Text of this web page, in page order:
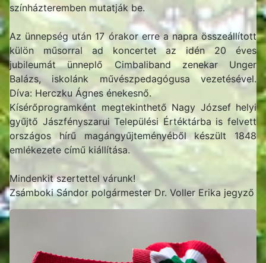
színházteremben mutatják be.
Az ünnepség után 17 órakor erre a napra összeállított
külön műsorral ad koncertet az idén 20 éves
jubileumát ünneplő Cimbaliband zenekar Unger
Balázs, iskolánk művészpedagógusa vezetésével.
Díva: Herczku Ágnes énekesnő.
Kísérőprogramként megtekinthető Nagy József helyi
gyűjtő Jászfényszarui Települési Értéktárba is felvett
országos hírű magángyűjteményéből készült 1848
emlékezete című kiállítása.
Mindenkit szertettel várunk!
Zsámboki Sándor polgármester Dr. Voller Erika jegyző